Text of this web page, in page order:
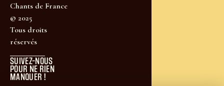
Chants de France
© 2025
Tous droits
réservés
SUIVEZ-NOUS
POUR NE RIEN
MANQUER !